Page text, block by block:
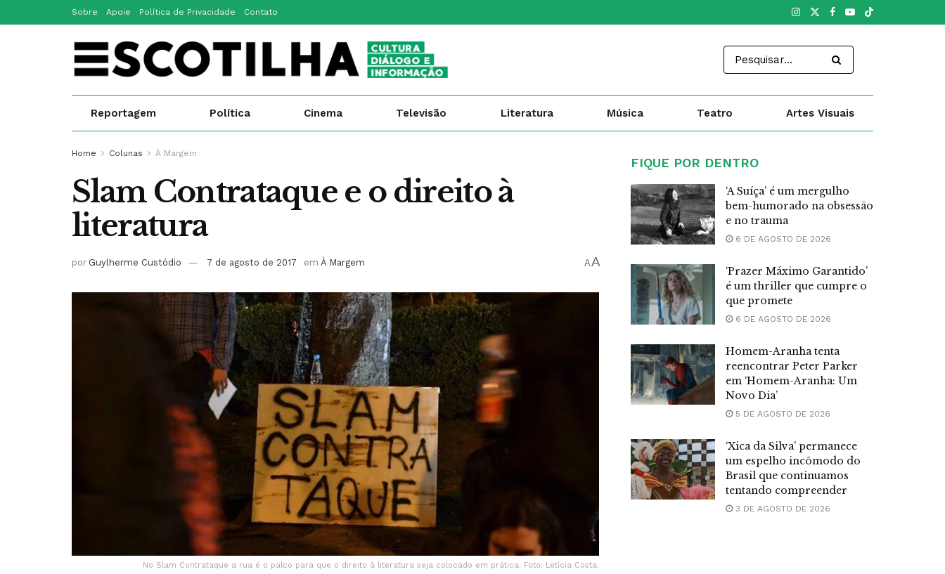
Sobre Apoie Política de Privacidade Contato
Reportagem Política Cinema Televisão Literatura Música Teatro Artes Visuais
Home Colunas À Margem
Slam Contrataque e o direito à
literatura
por Guylherme Custódio 7 de agosto de 2017 em À Margem AA
No Slam Contrataque a rua é o palco para que o direito à literatura seja colocado em prática. Foto: Letícia Costa.
FIQUE POR DENTRO
‘A Suíça’ é um mergulho
bem-humorado na obsessão
e no trauma
6 DE AGOSTO DE 2026
‘Prazer Máximo Garantido’
é um thriller que cumpre o
que promete
6 DE AGOSTO DE 2026
Homem-Aranha tenta
reencontrar Peter Parker
em ‘Homem-Aranha: Um
Novo Dia’
5 DE AGOSTO DE 2026
‘Xica da Silva’ permanece
um espelho incômodo do
Brasil que continuamos
tentando compreender
3 DE AGOSTO DE 2026